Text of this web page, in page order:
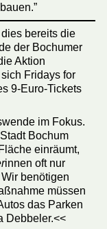
bereits die
der Bochumer
Aktion
Fridays for
9-Euro-Tickets
im Fokus.
Bochum
einräumt,
innen oft nur
benötigen
müssen
das Parken
Debbeler.<<